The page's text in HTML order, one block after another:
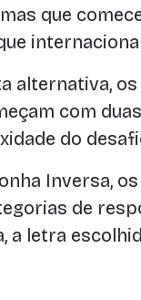
que
alternativa,
com
do
Inversa,
de
a letra